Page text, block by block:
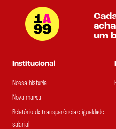
um
Institucional
Nossa história
Nova marca
Relatório de transparência e igualdade
salarial